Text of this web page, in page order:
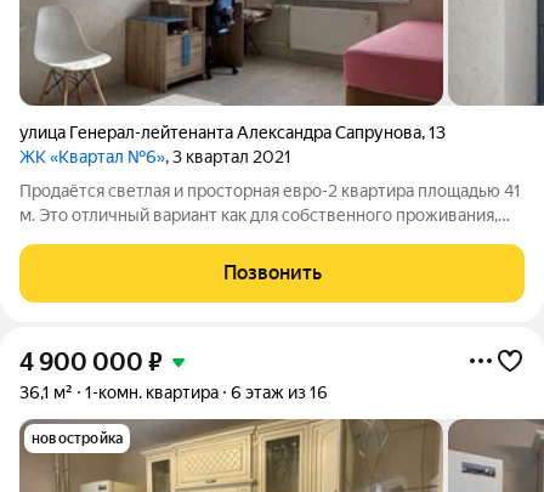
улица Генерал-лейтенанта Александра Сапрунова,13
ЖК «Квартал №6», 3 квартал 2021
Продаётся светлая и просторная евро-2 квартира площадью 41
м. Это отличный вариант как для собственного проживания,
солнечной стороне, благодаря чему в комнатах всегда много
естественного
Позвонить
4 900 000 ₽
36,1 м² 1-комн. квартира 6 этаж из 16
новостройка